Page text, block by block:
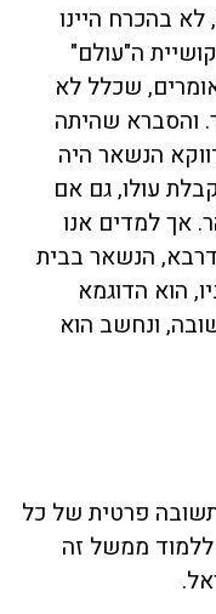
לא בהכרח היינו
ה"עולם"
שכלל לא
והסברא שהיתה
הנשאר היה
עולו, גם אם
אך למדים אנו
הנשאר בבית
הוא הדוגמא
ונחשב הוא
פרטית של כל
ממשל זה